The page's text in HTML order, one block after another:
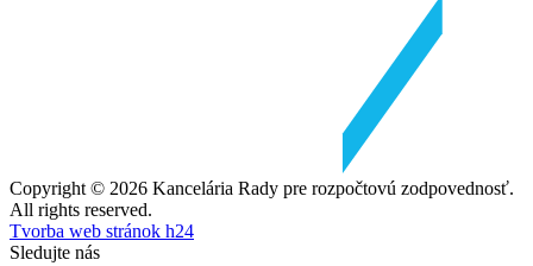
Copyright © 2026 Kancelária Rady pre rozpočtovú zodpovednosť.
All rights reserved.
Tvorba web stránok h24
Sledujte nás